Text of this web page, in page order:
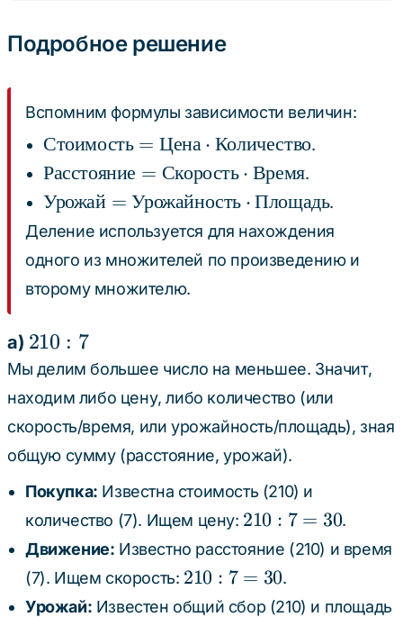
4
Подробное решение
Вспомним формулы зависимости величин:
\text{Стоимость}
= \text{Цена}
\text{Количество}
Стоимость = Цена ⋅ Количество.
\text{Расстояние}
=
\text{Скорость}
\cdot
\text{Время}
Расстояние = Скорость ⋅ Время.
\text{Урожай} =
\text{Урожайность}
\text{Площадь}
Урожай = Урожайность ⋅Площадь.
Деление используется для нахождения
одного из множителей по произведению и
второму множителю.
а) 210
: 7
210 : 7
Мы делим большее число на меньшее. Значит,
находим либо цену, либо количество (или
скорость/время, или урожайность/площадь), зная
общую сумму (расстояние, урожай).
Покупка: Известна стоимость (210) и
количество (7). Ищем цену: 210
: 7
30
210 : 7 = 30.
Движение: Известно расстояние (210) и время
(7). Ищем скорость: 210
: 7
210 : 7 = 30.
Урожай: Известен общий сбор (210) и площадь